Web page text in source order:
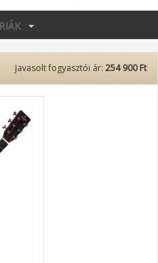
Javasolt fogyasztói ár: 254 900 Ft